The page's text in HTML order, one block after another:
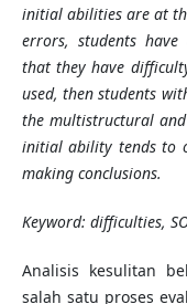
initial abilities are at
errors, students
that they have
used, then students
the multistructural
initial ability tends to
making conclusions.
Keyword: difficulties,
Analisis kesulitan
salah satu proses